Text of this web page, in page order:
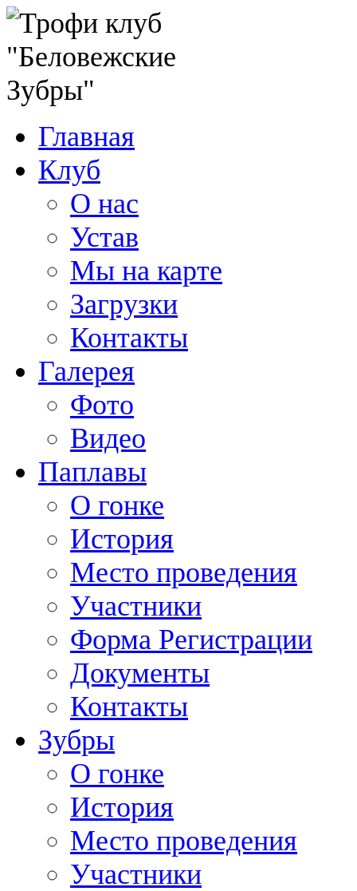
Главная
Клуб
О нас
Устав
Мы на карте
Загрузки
Контакты
Галерея
Фото
Видео
Паплавы
О гонке
История
Место проведения
Участники
Форма Регистрации
Документы
Контакты
Зубры
О гонке
История
Место проведения
Участники